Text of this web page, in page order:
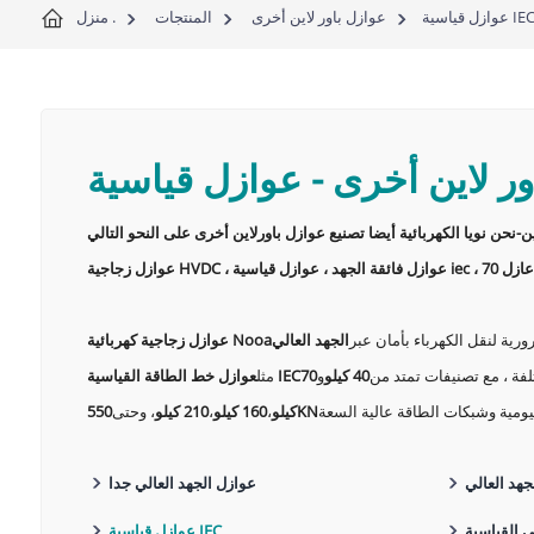
منزل . المنتجات عوازل باور لاين أخرى عوازل قياسية IEC
لاين أخرى -
عوازل زجاجية كهربائية Nooa
لنقل الكهرباء بأمان عبر
مثل عوازل خط الطاقة القياسية IEC ، مع تصنيفات تمتد من40 كيلو
و
كيلو،160 كيلو ،210 كيلو ، وحتى 550KN
عوازل الجهد العالي جدا العالي